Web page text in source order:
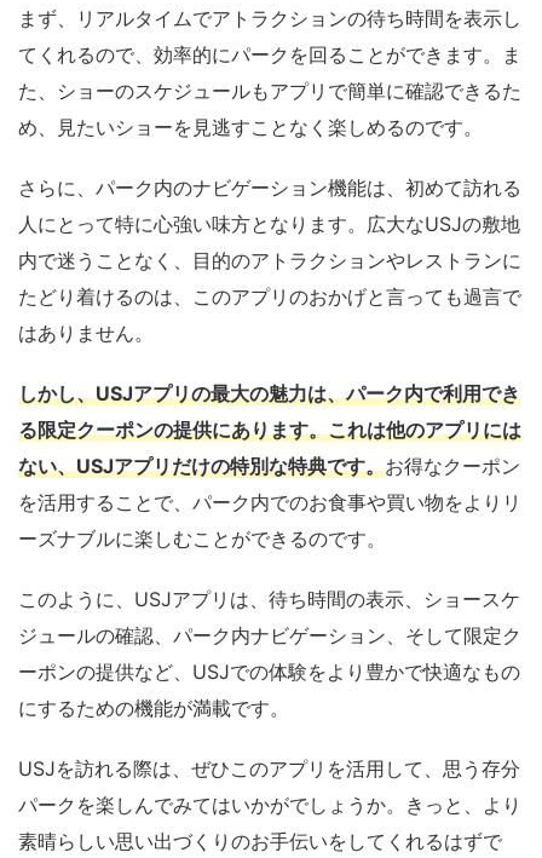
まず、リアルタイムでアトラクションの待ち時間を表示し
てくれるので、効率的にパークを回ることができます。ま
た、ショーのスケジュールもアプリで簡単に確認できるた
め、見たいショーを見逃すことなく楽しめるのです。
さらに、パーク内のナビゲーション機能は、初めて訪れる
人にとって特に心強い味方となります。広大なUSJの敷地
内で迷うことなく、目的のアトラクションやレストランに
たどり着けるのは、このアプリのおかげと言っても過言で
はありません。
しかし、USJアプリの最大の魅力は、パーク内で利用でき
る限定クーポンの提供にあります。これは他のアプリには
ない、USJアプリだけの特別な特典です。お得なクーポン
を活用することで、パーク内でのお食事や買い物をよりリ
ーズナブルに楽しむことができるのです。
このように、USJアプリは、待ち時間の表示、ショースケ
ジュールの確認、パーク内ナビゲーション、そして限定ク
ーポンの提供など、USJでの体験をより豊かで快適なもの
にするための機能が満載です。
USJを訪れる際は、ぜひこのアプリを活用して、思う存分
パークを楽しんでみてはいかがでしょうか。きっと、より
素晴らしい思い出づくりのお手伝いをしてくれるはずで